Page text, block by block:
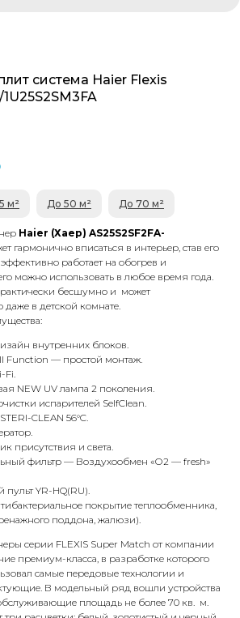
система Haier Flexis
м² До 50 м² До 70 м²
Haier (Хаер) AS25S2SF2FA-
гармонично вписаться в интерьер, став его
работает на обогрев и
можно использовать в любое время года.
бесшумно и может
в детской комнате.
внутренних блоков.
Function — простой монтаж.
NEW UV лампа 2 поколения.
испарителей SelfClean.
CLEAN 56°C.
присутствия и света.
фильтр — Воздухообмен «О2 — fresh»
YR-HQ(RU).
покрытие теплообменника,
поддона, жалюзи).
серии FLEXIS Super Match от компании
премиум-класса, в разработке которого
самые передовые технологии и
В модельный ряд вошли устройства
площадь не более 70 кв. м.
шоссе,